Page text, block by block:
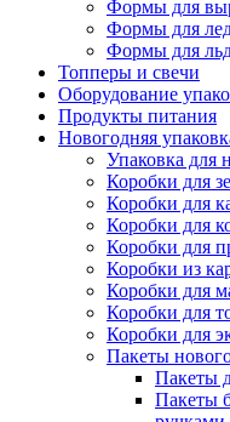
Формы для
Формы для
Формы для
Топперы и свечи
Оборудование
Продукты питания
Новогодняя
Упаковка для
Коробки для
Коробки для
Коробки для
Коробки для
Коробки из
Коробки для
Коробки для
Коробки для
Пакеты
Пакеты
Пакеты